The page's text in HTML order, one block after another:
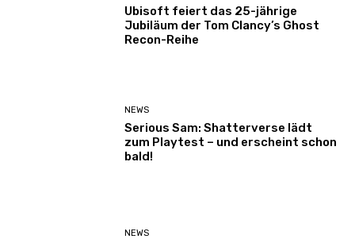
Ubisoft feiert das 25-jährige
Jubiläum der Tom Clancy’s Ghost
Recon-Reihe
NEWS
Serious Sam: Shatterverse lädt
zum Playtest – und erscheint schon
bald!
NEWS